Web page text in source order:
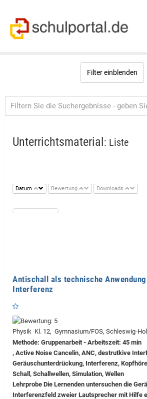
Filter einblenden
Unterrichtsmaterial : Liste
Datum Bewertung Downloads
Antischall als technische
Interferenz
Physik Kl. 12, Gymnasium/FOS, Schleswig-
Methode: Gruppenarbeit - Arbeitszeit: 45 min
, Active Noise Cancelin, ANC, destrutkive
Geräuschunterdrückung, Interferenz,
Schall, Schallwellen, Simulation, Wellen
Lehrprobe Die Lernenden untersuchen die
Interferenzfeld zweier Lautsprecher mit Hilfe